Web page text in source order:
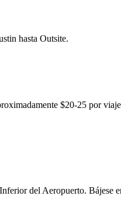
hasta Outsite.
$20-25 por
del Aeropuerto. Bájese